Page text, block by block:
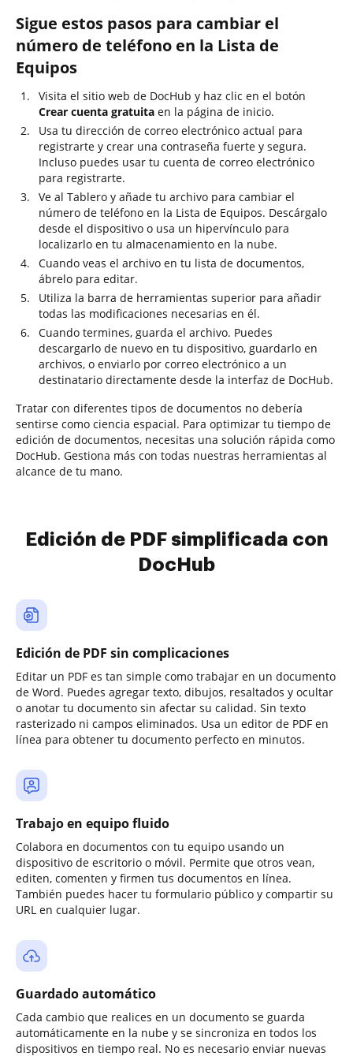
Sigue estos pasos para cambiar el
número de teléfono en la Lista de
Equipos
Visita el sitio web de DocHub y haz clic en el botón
Crear cuenta gratuita en la página de inicio.
Usa tu dirección de correo electrónico actual para
registrarte y crear una contraseña fuerte y segura.
Incluso puedes usar tu cuenta de correo electrónico
para registrarte.
Ve al Tablero y añade tu archivo para cambiar el
número de teléfono en la Lista de Equipos. Descárgalo
desde el dispositivo o usa un hipervínculo para
localizarlo en tu almacenamiento en la nube.
Cuando veas el archivo en tu lista de documentos,
ábrelo para editar.
Utiliza la barra de herramientas superior para añadir
todas las modificaciones necesarias en él.
Cuando termines, guarda el archivo. Puedes
descargarlo de nuevo en tu dispositivo, guardarlo en
archivos, o enviarlo por correo electrónico a un
destinatario directamente desde la interfaz de DocHub.
Tratar con diferentes tipos de documentos no debería
sentirse como ciencia espacial. Para optimizar tu tiempo de
edición de documentos, necesitas una solución rápida como
DocHub. Gestiona más con todas nuestras herramientas al
alcance de tu mano.
Edición de PDF simplificada con
DocHub
Edición de PDF sin complicaciones
Editar un PDF es tan simple como trabajar en un documento
de Word. Puedes agregar texto, dibujos, resaltados y ocultar
o anotar tu documento sin afectar su calidad. Sin texto
rasterizado ni campos eliminados. Usa un editor de PDF en
línea para obtener tu documento perfecto en minutos.
Trabajo en equipo fluido
Colabora en documentos con tu equipo usando un
dispositivo de escritorio o móvil. Permite que otros vean,
editen, comenten y firmen tus documentos en línea.
También puedes hacer tu formulario público y compartir su
URL en cualquier lugar.
Guardado automático
Cada cambio que realices en un documento se guarda
automáticamente en la nube y se sincroniza en todos los
dispositivos en tiempo real. No es necesario enviar nuevas